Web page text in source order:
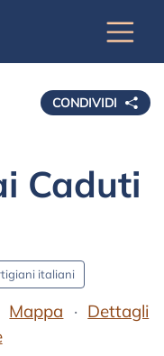
CONDIVIDI
Caduti
italiani
Mappa
Dettagli